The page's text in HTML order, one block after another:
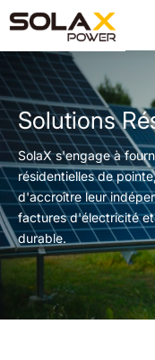
Solutions
SolaX s'engage à
résidentielles de
d'accroître leur
factures d'électricité
durable.